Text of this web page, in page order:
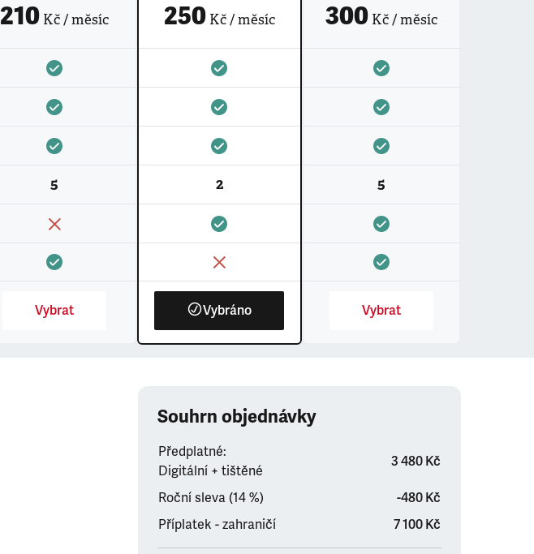
210Kč / měsíc
5
Vybrat
250Kč / měsíc
2
Vybráno
300 Kč / měsíc
5
Vybrat
Souhrn objednávky
Předplatné:
Digitální + tištěné
3 480 Kč
Roční sleva (14 %)
-480 Kč
Příplatek - zahraničí
7 100 Kč